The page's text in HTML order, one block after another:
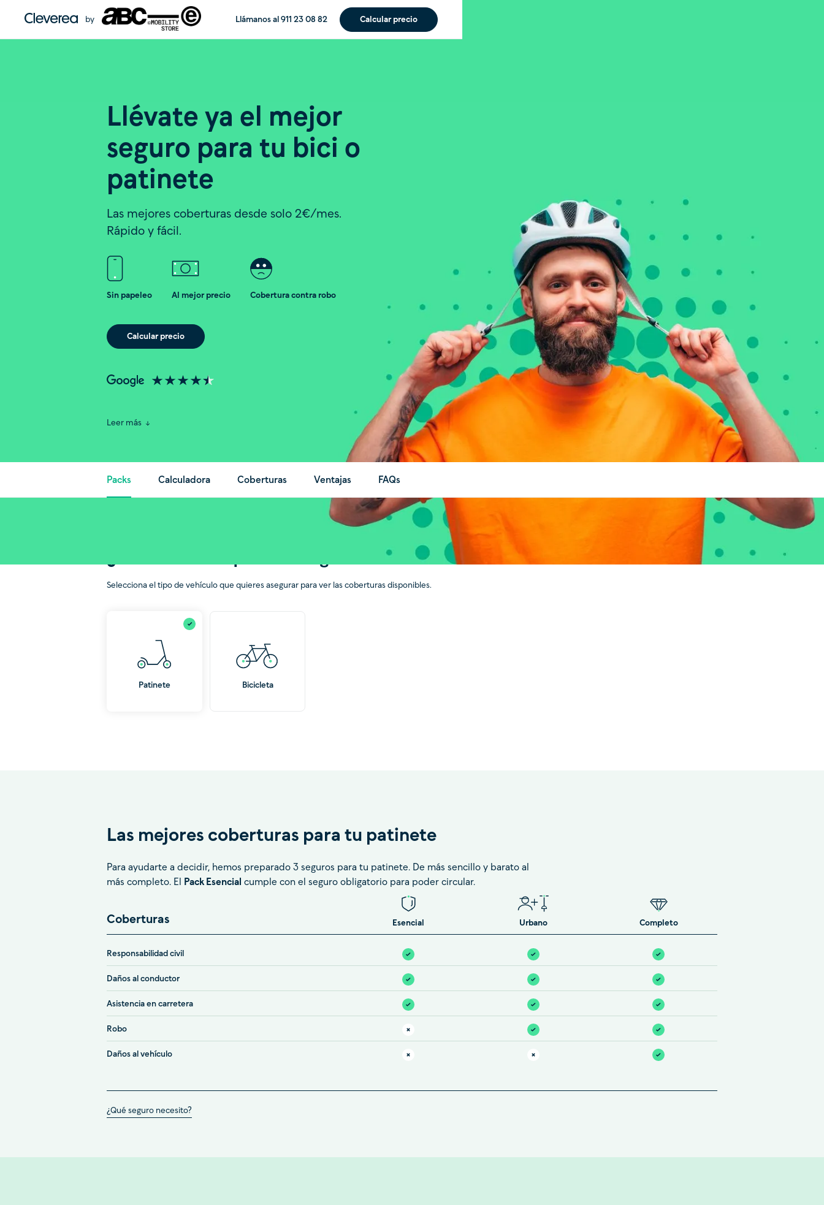
by Llámanos al 911 23 08 82 Calcular precio
Llévate ya el mejor
seguro para tu bici o
patinete
Las mejores coberturas desde solo 2€/mes.
Rápido y fácil.
Sin papeleo Al mejor precio Cobertura contra robo
Calcular precio
Leer más
Packs Calculadora Coberturas Ventajas FAQs
Selecciona el tipo de vehículo que quieres asegurar para ver las coberturas disponibles.
Patinete Bicicleta
Las mejores coberturas para tu patinete
Para ayudarte a decidir, hemos preparado 3 seguros para tu patinete. De más sencillo y barato al
más completo. El
Pack Esencial cumple con el seguro obligatorio para poder circular.
Coberturas Esencial Urbano Completo
Responsabilidad civil
Daños al conductor
Asistencia en carretera
Robo
Daños al vehículo
¿Qué seguro necesito?